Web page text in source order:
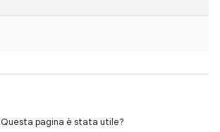
Questa pagina è stata utile?